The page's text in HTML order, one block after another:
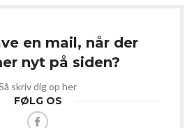
en mail, når der
nyt på siden?
skriv dig op her
FØLG OS